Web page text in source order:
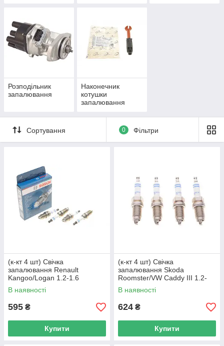
Розподільник
запалювання
Наконечник
котушки
запалювання
Сортування 0 Фільтри
(к-кт 4 шт) Свічка
запалювання Renault
Kangoo/Logan 1.2-1.6
97-/Skoda Octavia 1.6-2.0 97-
10 0 242 235 914 UA62
В наявності
595 ₴
Купити
(к-кт 4 шт) Свічка
запалювання Skoda
Roomster/VW Caddy III 1.2-
1.6 06- BOSCH 0 242 235 983
UA62
В наявності
624 ₴
Купити